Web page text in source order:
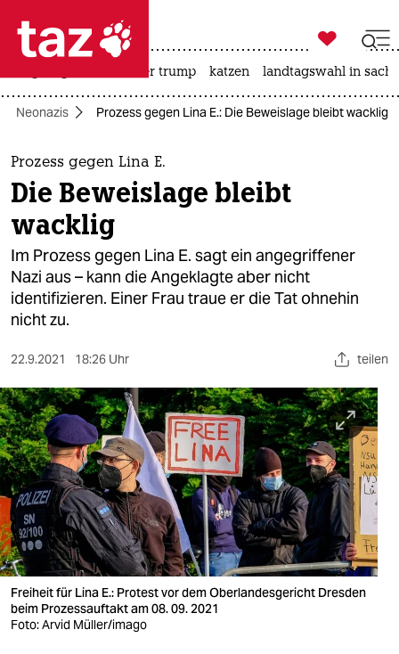
 taz zahl ich
taz zahl ich
themen
politik
öko
gesellschaft
kultur
sport
berlin
nord
wahrheit
verlag
verlag
veranstaltungen
shop

taz zahl ich
usa unter trump katzen landtagswahl in
Neonazis Prozess gegen Lina E.: Die Beweislage bleibt wacklig
Prozess gegen Lina E.
Die Beweislage bleibt
wacklig
Im Prozess gegen Lina E. sagt ein angegriffener
Nazi aus – kann die Angeklagte aber nicht
identifizieren. Einer Frau traue er die Tat ohnehin
nicht zu.
22.9.2021 18:26 Uhr teilen
Freiheit für Lina E.: Protest vor dem Oberlandesgericht Dresden
beim Prozessauftakt am 08. 09. 2021
Foto: Arvid Müller/imago